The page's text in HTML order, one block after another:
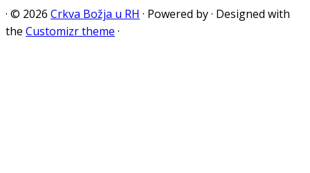
· © 2026 Crkva Božja u RH · Powered by· Designed with
the Customizr theme ·